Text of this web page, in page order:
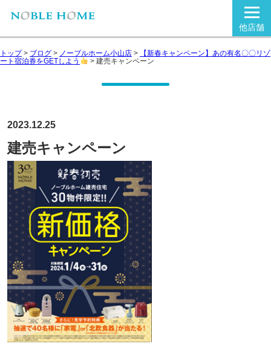
他店舗
トップ> ブログ > ノーブルホーム小山店 >
【新春キャンペーン】あの有名〇〇リゾ
ート宿泊券をGETしよう
> 建売キャンペーン
2023.12.25
建売キャンペーン